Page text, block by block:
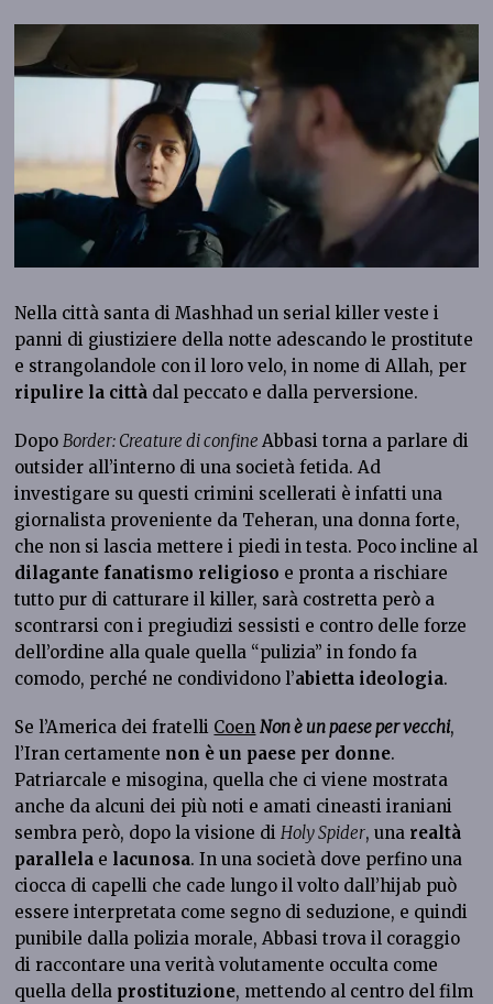
Nella città santa di Mashhad un serial killer veste i
panni di giustiziere della notte adescando le prostitute
e strangolandole con il loro velo, in nome di Allah, per
ripulire la città dal peccato e dalla perversione.
Dopo Border: Creature di confine Abbasi torna a parlare di
outsider all’interno di una società fetida. Ad
investigare su questi crimini scellerati è infatti una
giornalista proveniente da Teheran, una donna forte,
che non si lascia mettere i piedi in testa. Poco incline al
dilagante fanatismo religioso e pronta a rischiare
tutto pur di catturare il killer, sarà costretta però a
scontrarsi con i pregiudizi sessisti e contro delle forze
dell’ordine alla quale quella “pulizia” in fondo fa
comodo, perché ne condividono l’abietta ideologia.
Se l’America dei fratelli Coen Non è un paese per vecchi,
l’Iran certamente non è un paese per donne.
Patriarcale e misogina, quella che ci viene mostrata
anche da alcuni dei più noti e amati cineasti iraniani
sembra però, dopo la visione di Holy Spider, una realtà
parallela e lacunosa. In una società dove perfino una
ciocca di capelli che cade lungo il volto dall’hijab può
essere interpretata come segno di seduzione, e quindi
punibile dalla polizia morale, Abbasi trova il coraggio
di raccontare una verità volutamente occulta come
quella della prostituzione, mettendo al centro del film